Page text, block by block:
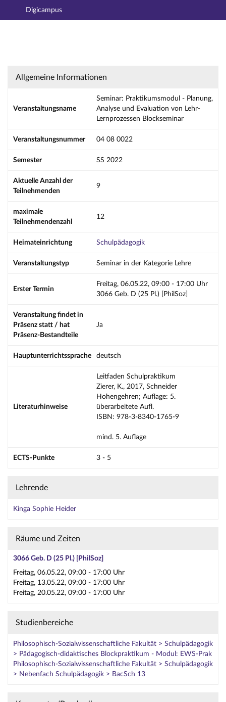
Hauptnavigation
Digicampus
Seminar: Praktikumsmodul - Planung,
Allgemeine Informationen
Veranstaltungsname
Seminar: Praktikumsmodul - Planung,
Analyse und Evaluation von Lehr-
Lernprozessen Blockseminar
Veranstaltungsnummer 04 08 0022
Semester SS 2022
Aktuelle Anzahl der
Teilnehmenden
9
maximale
Teilnehmendenzahl
12
Heimateinrichtung Schulpädagogik
Veranstaltungstyp Seminar in der Kategorie Lehre
Erster Termin
Freitag, 06.05.22, 09:00 - 17:00 Uhr
3066 Geb. D (25 Pl.) [PhilSoz]
Veranstaltung findet in
Präsenz statt / hat
Präsenz-Bestandteile
Ja
Hauptunterrichtssprache deutsch
Literaturhinweise
Leitfaden Schulpraktikum
Zierer, K., 2017, Schneider
Hohengehren; Auflage: 5.
überarbeitete Aufl.
ISBN: 978-3-8340-1765-9
mind. 5. Auflage
ECTS-Punkte 3 - 5
Lehrende
Kinga Sophie Heider
Räume und Zeiten
3066 Geb. D (25 Pl.) [PhilSoz]
Freitag, 06.05.22, 09:00 - 17:00 Uhr
Freitag, 13.05.22, 09:00 - 17:00 Uhr
Freitag, 20.05.22, 09:00 - 17:00 Uhr
Studienbereiche
Philosophisch-Sozialwissenschaftliche Fakultät > Schulpädagogik
> Pädagogisch-didaktisches Blockpraktikum - Modul: EWS-Prak
Philosophisch-Sozialwissenschaftliche Fakultät > Schulpädagogik
> Nebenfach Schulpädagogik > BacSch 13